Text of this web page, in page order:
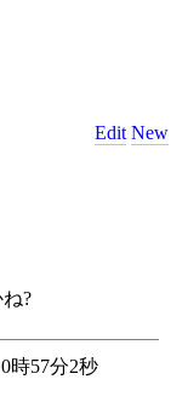
Edit New
?
時57分2秒